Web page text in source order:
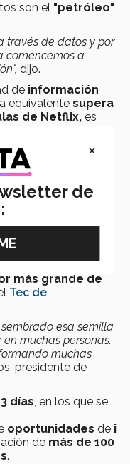
son el "petróleo"
través de datos y por
comencemos a
dijo.
de información
equivalente supera
de Netflix, es
de datos.
industrias
y
más grande de
Tec de
esa semilla
muchas personas.
muchas
presidente de
días, en los que se
oportunidades de i
de más de 100
.
×
de